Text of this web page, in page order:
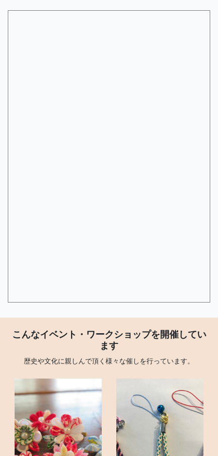
こんなイベント・ワークショップを開催してい
ます
歴史や文化に親しんで頂く様々な催しを行っています。